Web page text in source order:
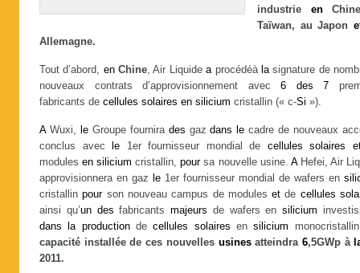
industrie en
Taïwan, au Japon
Allemagne.
Tout d’abord, en Chine, Air Liquideaprocédéà lasignature de
nouveaux contrats d’approvisionnement avec6 des 7
fabricants de cellules solaires en silicium cristallin (« c-Si »).
AWuxi, leGroupe fournira des gazdans le cadre de nouveaux
conclus avec
le 1er fournisseur mondial de cellules solaires
modulesen silicium cristallin,poursa nouvelle usine. AHefei, Air
approvisionnera en gaz
le 1er fournisseur mondial de wafers en
cristallinpourson nouveau campus de moduleset de cellules
ainsi qu’un des fabricantsmajeurs de wafers ensilicium
dans
la productiondecellules solaires ensilicium
capacité installée de ces nouvelles usinesatteindra 6,5GWp à
2011.